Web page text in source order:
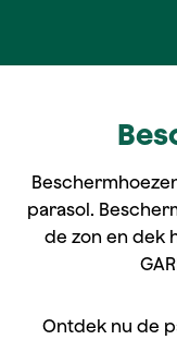
parasol.
de zon en dek
Ontdek nu de